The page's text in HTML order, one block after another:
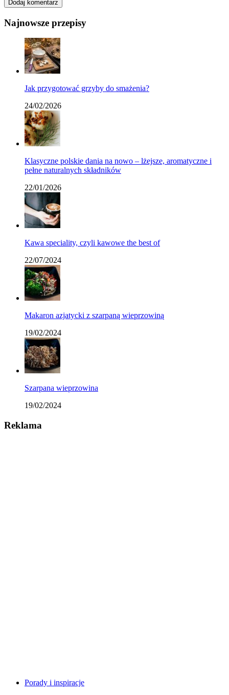
Najnowsze przepisy
Jak przygotować grzyby do smażenia?
24/02/2026
Klasyczne polskie dania na nowo – lżejsze, aromatyczne i
pełne naturalnych składników
22/01/2026
Kawa speciality, czyli kawowe the best of
22/07/2024
Makaron azjatycki z szarpaną wieprzowiną
19/02/2024
Szarpana wieprzowina
19/02/2024
Reklama
Porady i inspiracje